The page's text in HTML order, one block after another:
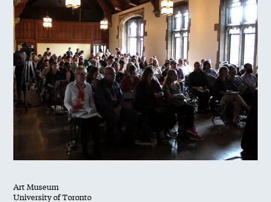
Art Museum
University of Toronto